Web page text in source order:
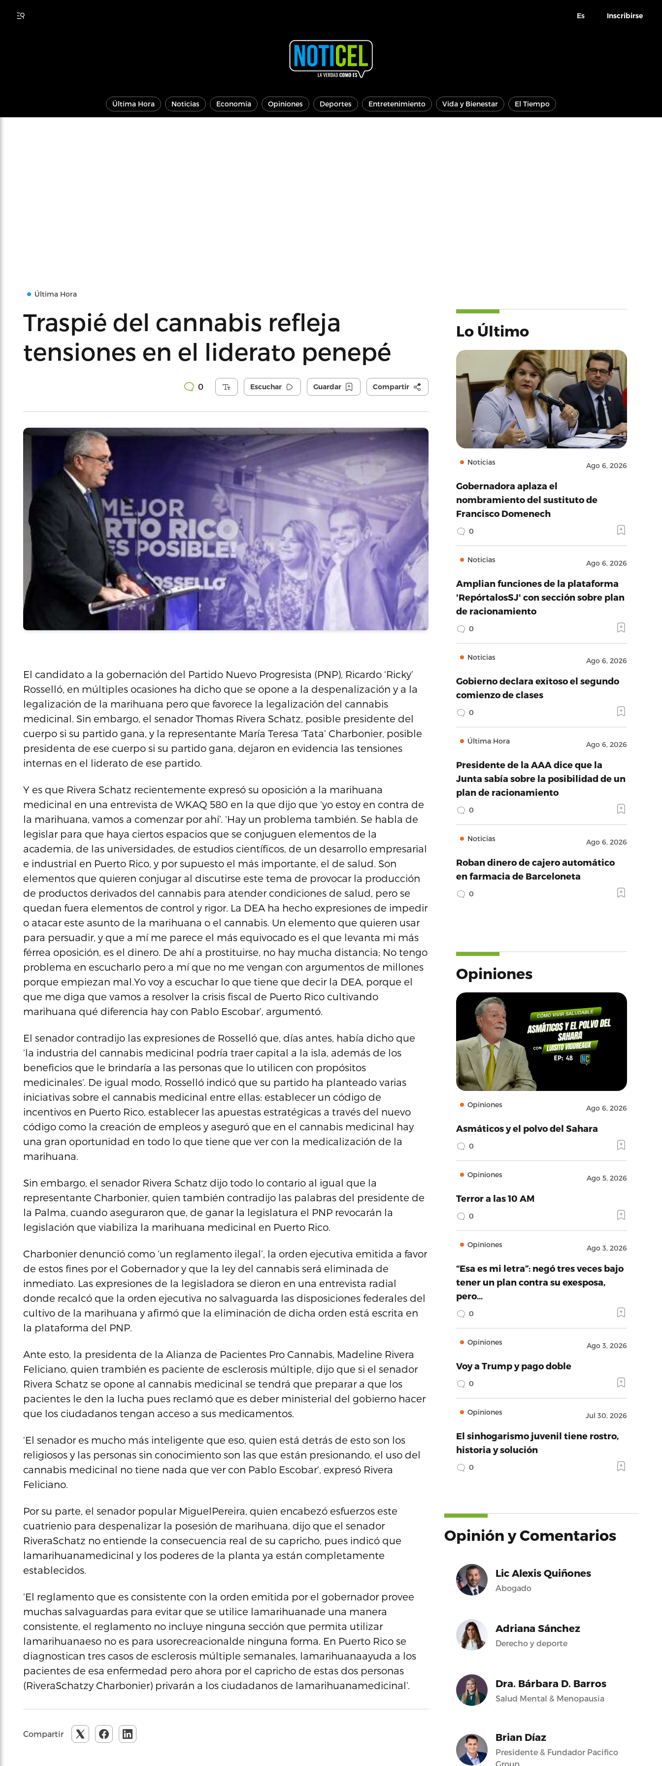
Es Inscribirse
Última Hora Noticias Economía Opiniones Deportes Entretenimiento Vida y Bienestar El Tiempo
Última Hora
Traspié del cannabis refleja
tensiones en el liderato penepé
0 Escuchar Guardar Compartir
El candidato a la gobernación del Partido Nuevo Progresista (PNP), Ricardo ‘Ricky’
Rosselló, en múltiples ocasiones ha dicho que se opone a la despenalización y a la
legalización de la marihuana pero que favorece la legalización del cannabis
medicinal. Sin embargo, el senador Thomas Rivera Schatz, posible presidente del
cuerpo si su partido gana, y la representante María Teresa ‘Tata’ Charbonier, posible
presidenta de ese cuerpo si su partido gana, dejaron en evidencia las tensiones
internas en el liderato de ese partido.
Y es que Rivera Schatz recientemente expresó su oposición a la marihuana
medicinal en una entrevista de WKAQ 580 en la que dijo que ‘yo estoy en contra de
la marihuana, vamos a comenzar por ahí’. ‘Hay un problema también. Se habla de
legislar para que haya ciertos espacios que se conjuguen elementos de la
academia, de las universidades, de estudios científicos, de un desarrollo empresarial
e industrial en Puerto Rico, y por supuesto el más importante, el de salud. Son
elementos que quieren conjugar al discutirse este tema de provocar la producción
de productos derivados del cannabis para atender condiciones de salud, pero se
quedan fuera elementos de control y rigor. La DEA ha hecho expresiones de impedir
o atacar este asunto de la marihuana o el cannabis. Un elemento que quieren usar
para persuadir, y que a mí me parece el más equivocado es el que levanta mi más
férrea oposición, es el dinero. De ahí a prostituirse, no hay mucha distancia; No tengo
problema en escucharlo pero a mí que no me vengan con argumentos de millones
porque empiezan mal.Yo voy a escuchar lo que tiene que decir la DEA, porque el
que me diga que vamos a resolver la crisis fiscal de Puerto Rico cultivando
marihuana qué diferencia hay con Pablo Escobar’, argumentó.
El senador contradijo las expresiones de Rosselló que, días antes, había dicho que
‘la industria del cannabis medicinal podría traer capital a la isla, además de los
beneficios que le brindaría a las personas que lo utilicen con propósitos
medicinales’. De igual modo, Rosselló indicó que su partido ha planteado varias
iniciativas sobre el cannabis medicinal entre ellas: establecer un código de
incentivos en Puerto Rico, establecer las apuestas estratégicas a través del nuevo
código como la creación de empleos y aseguró que en el cannabis medicinal hay
una gran oportunidad en todo lo que tiene que ver con la medicalización de la
marihuana.
Sin embargo, el senador Rivera Schatz dijo todo lo contario al igual que la
representante Charbonier, quien también contradijo las palabras del presidente de
la Palma, cuando aseguraron que, de ganar la legislatura el PNP revocarán la
legislación que viabiliza la marihuana medicinal en Puerto Rico.
Charbonier denunció como ‘un reglamento ilegal’, la orden ejecutiva emitida a favor
de estos fines por el Gobernador y que la ley del cannabis será eliminada de
inmediato. Las expresiones de la legisladora se dieron en una entrevista radial
donde recalcó que la orden ejecutiva no salvaguarda las disposiciones federales del
cultivo de la marihuana y afirmó que la eliminación de dicha orden está escrita en
la plataforma del PNP.
Ante esto, la presidenta de la Alianza de Pacientes Pro Cannabis, Madeline Rivera
Feliciano, quien trambién es paciente de esclerosis múltiple, dijo que si el senador
Rivera Schatz se opone al cannabis medicinal se tendrá que preparar a que los
pacientes le den la lucha pues reclamó que es deber ministerial del gobierno hacer
que los ciudadanos tengan acceso a sus medicamentos.
‘El senador es mucho más inteligente que eso, quien está detrás de esto son los
religiosos y las personas sin conocimiento son las que están presionando, el uso del
cannabis medicinal no tiene nada que ver con Pablo Escobar’, expresó Rivera
Feliciano.
Por su parte, el senador popular MiguelPereira, quien encabezó esfuerzos este
cuatrienio para despenalizar la posesión de marihuana, dijo que el senador
RiveraSchatz no entiende la consecuencia real de su capricho, pues indicó que
lamarihuanamedicinal y los poderes de la planta ya están completamente
establecidos.
‘El reglamento que es consistente con la orden emitida por el gobernador provee
muchas salvaguardas para evitar que se utilice lamarihuanade una manera
consistente, el reglamento no incluye ninguna sección que permita utilizar
lamarihuanaeso no es para usorecreacionalde ninguna forma. En Puerto Rico se
diagnostican tres casos de esclerosis múltiple semanales, lamarihuanaayuda a los
pacientes de esa enfermedad pero ahora por el capricho de estas dos personas
(RiveraSchatzy Charbonier) privarán a los ciudadanos de lamarihuanamedicinal’.
Compartir
Lo Último
Noticias Ago 6, 2026
Gobernadora aplaza el
nombramiento del sustituto de
Francisco Domenech
0
Noticias Ago 6, 2026
Amplian funciones de la plataforma
'RepórtalosSJ' con sección sobre plan
de racionamiento
0
Noticias Ago 6, 2026
Gobierno declara exitoso el segundo
comienzo de clases
0
Última Hora Ago 6, 2026
Presidente de la AAA dice que la
Junta sabía sobre la posibilidad de un
plan de racionamiento
0
Noticias Ago 6, 2026
Roban dinero de cajero automático
en farmacia de Barceloneta
0
Opiniones
Opiniones Ago 6, 2026
Asmáticos y el polvo del Sahara
0
Opiniones Ago 5, 2026
Terror a las 10 AM
0
Opiniones Ago 3, 2026
“Esa es mi letra”: negó tres veces bajo
tener un plan contra su exesposa,
pero…
0
Opiniones Ago 3, 2026
Voy a Trump y pago doble
0
Opiniones Jul 30, 2026
El sinhogarismo juvenil tiene rostro,
historia y solución
0
Opinión y Comentarios
Lic Alexis Quiñones
Abogado
Adriana Sánchez
Derecho y deporte
Dra. Bárbara D. Barros
Salud Mental & Menopausia
Brian Díaz
Presidente & Fundador Pacifico
Group